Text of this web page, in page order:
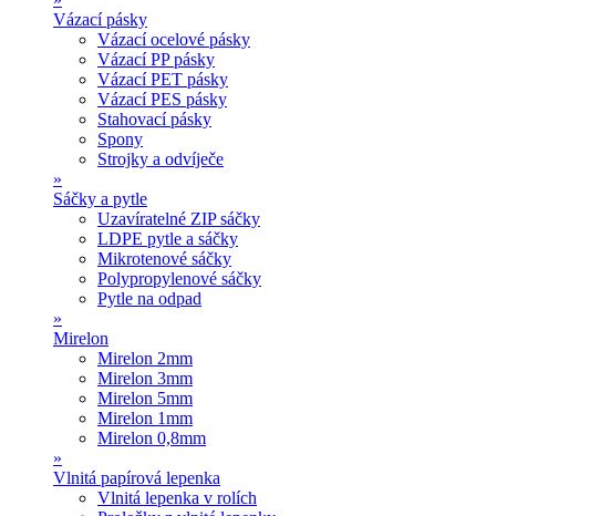
Vázací pásky
Vázací ocelové pásky
Vázací PP pásky
Vázací PET pásky
Vázací PES pásky
Stahovací pásky
Spony
Strojky a odvíječe
»
Sáčky a pytle
Uzavíratelné ZIP sáčky
LDPE pytle a sáčky
Mikrotenové sáčky
Polypropylenové sáčky
Pytle na odpad
»
Mirelon
Mirelon 2mm
Mirelon 3mm
Mirelon 5mm
Mirelon 1mm
Mirelon 0,8mm
»
Vlnitá papírová lepenka
Vlnitá lepenka v rolích